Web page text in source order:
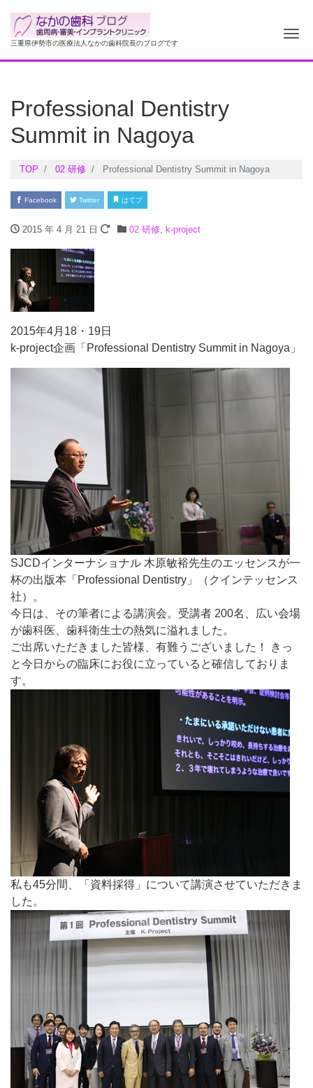
三重県伊勢市の医療法人なかの歯科院長のブログです ナ
Professional Dentistry
Summit in Nagoya
TOP 02 研修 Professional Dentistry Summit in Nagoya
Facebook Twitter はてブ
2015 年 4 月 21 日 02 研修, k-project
2015年4月18・19日
k-project企画「Professional Dentistry Summit in Nagoya」
SJCDインターナショナル 木原敏裕先生のエッセンスが一
杯の出版本「Professional Dentistry」（クインテッセンス
社）。
今日は、その筆者による講演会。受講者 200名、広い会場
が歯科医、歯科衛生士の熱気に溢れました。
ご出席いただきました皆様、有難うございました！ きっ
と今日からの臨床にお役に立っていると確信しておりま
す。
私も45分間、「資料採得」について講演させていただきま
した。